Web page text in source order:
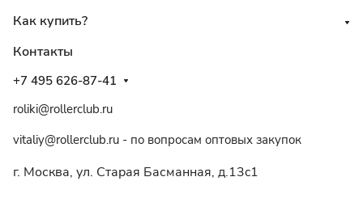
Как купить?
Контакты
+7 495 626-87-41
roliki@rollerclub.ru
vitaliy@rollerclub.ru - по вопросам оптовых закупок
г. Москва, ул. Старая Басманная, д.13c1